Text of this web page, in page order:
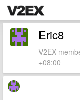
Eric8
V2EX
+08:00